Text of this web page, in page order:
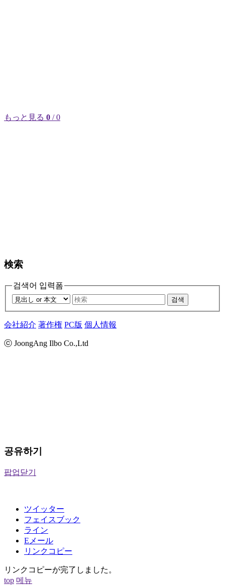
もっと見る 0 / 0
検索
검색어 입력폼
검색
会社紹介 著作権 PC版 個人情報
ⓒ JoongAng Ilbo Co.,Ltd
공유하기
팝업닫기
ツイッター
フェイスブック
ライン
Eメール
リンクコピー
リンクコピーが完了しました。
top 메뉴